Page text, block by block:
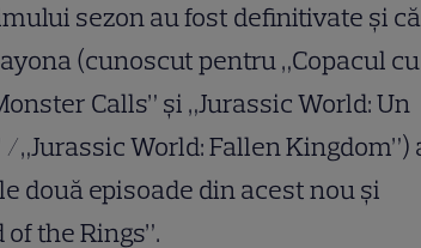
sezon au fost definitivate și că
(cunoscut pentru „Copacul cu
Calls” și „Jurassic World: Un
„Jurassic World: Fallen Kingdom”)
două episoade din acest nou și
the Rings”.